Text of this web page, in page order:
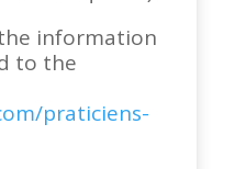
information
to the
praticiens-